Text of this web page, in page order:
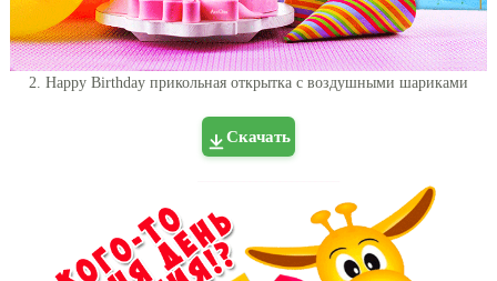
2. Happy Birthday прикольная открытка с воздушными шариками
Скачать